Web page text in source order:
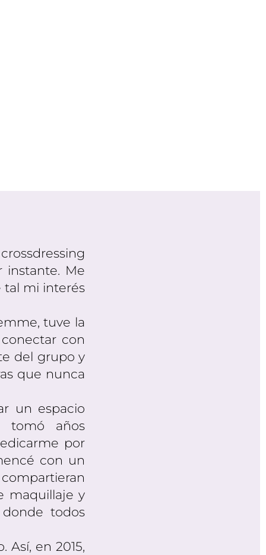
instante. Me
tal mi interés
tuve la
con
del grupo y
que nunca
un espacio
tomó años
por
con un
maquillaje y
todos
Así, en 2015,